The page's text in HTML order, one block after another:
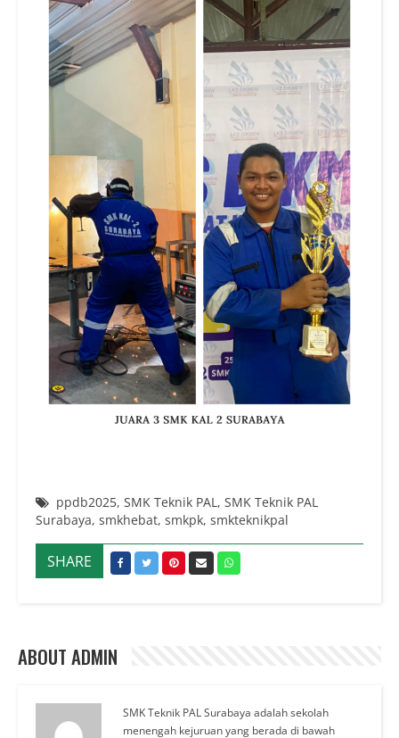
ppdb2025, SMK Teknik PAL , SMK Teknik PAL
Surabaya, smkhebat, smkpk, smkteknikpal
SHARE
ABOUT ADMIN
SMK Teknik PAL Surabaya adalah sekolah
menengah kejuruan yang berada di bawah